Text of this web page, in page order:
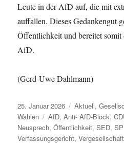
Leute in der AfD auf, die mit
auffallen. Dieses Gedankengut
Öffentlichkeit und bereitet
AfD.
(Gerd-Uwe Dahlmann)
Veröffentlicht
am
25. Januar 2026 Kategorien
Aktuell,
Wahlen
Schlagwörter
AfD,Anti- AfD-Block,
Neusprech,Öffentlichkeit,SED,
Verfassungsgericht,